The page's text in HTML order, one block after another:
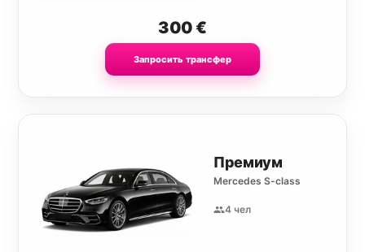
300€
Запросить трансфер
Премиум
Mercedes S-class
4 чел